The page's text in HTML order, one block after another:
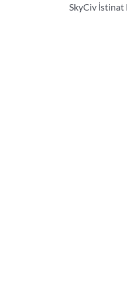
SkyCiv İstinat